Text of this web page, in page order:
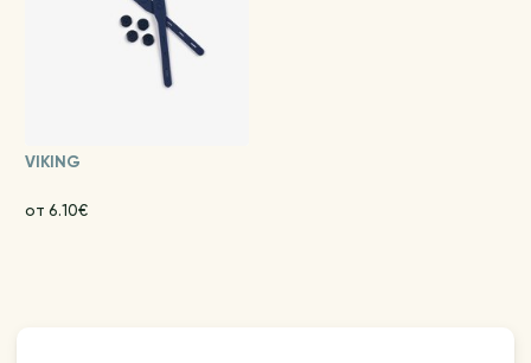
VIKING
от 6.10€